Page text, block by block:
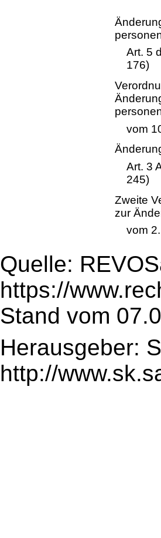
Art. 5
176)
vom
Art. 3
245)
Zweite
zur
vom
Quelle:
https://
Stand vom
Herausgeber:
http://